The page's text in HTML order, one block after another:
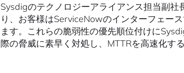
Sysdigのテクノロジーアライアンス担当副
り、お客様はServiceNowのインターフェー
ます。これらの脆弱性の優先順位付けに
際の脅威に素早く対処し、MTTRを高速化す